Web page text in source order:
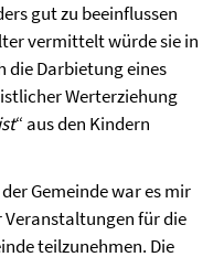
gut zu beeinflussen
vermittelt würde sie in
die Darbietung eines
Werterziehung
“ aus den Kindern
Gemeinde war es mir
für die
teilzunehmen. Die